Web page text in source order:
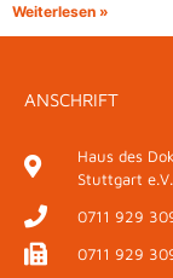
Weiterlesen »
ANSCHRIFT
Haus des
Stuttgart
0711 929
0711 929